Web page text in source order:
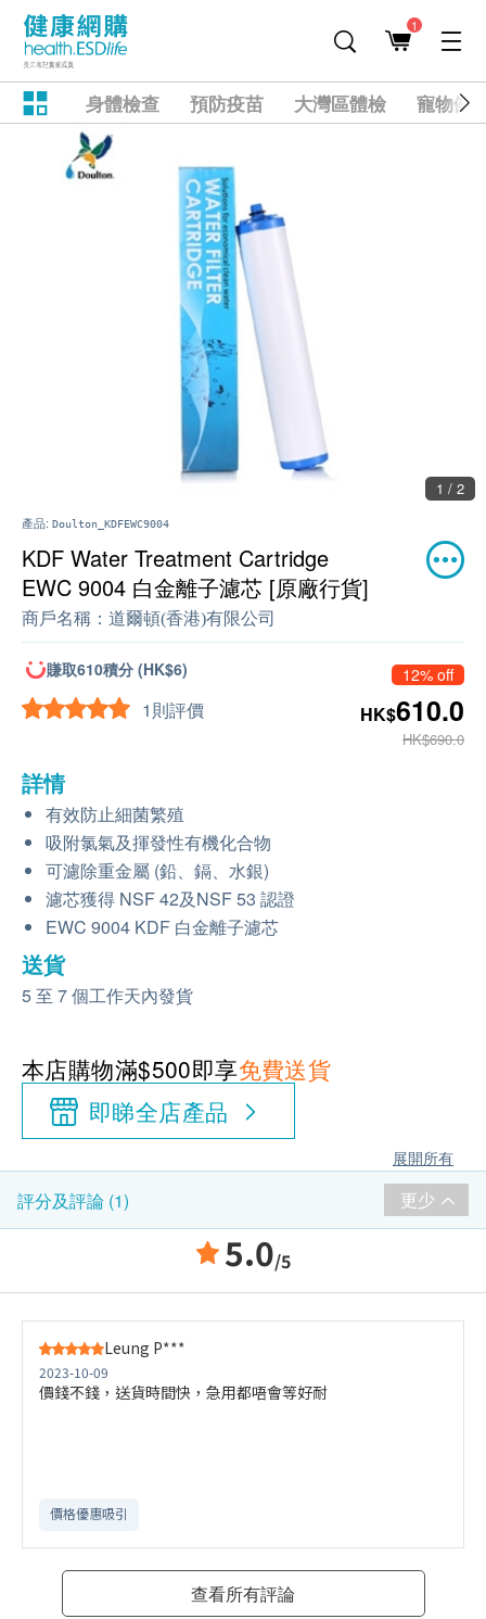
1
身體檢查 預防疫苗 大灣區體檢 寵物健
1 / 2
產品: Doulton_KDFEWC9004
KDF Water Treatment Cartridge
EWC 9004 白金離子濾芯 [原廠行貨]
商戶名稱： 道爾頓(香港)有限公司
賺取610積分 (HK$6)
1則評價
12% off
HK$610.0
HK$690.0
詳情
有效防止細菌繁殖
吸附氯氣及揮發性有機化合物
可濾除重金屬 (鉛、鎘、水銀)
濾芯獲得 NSF 42及NSF 53 認證
EWC 9004 KDF 白金離子濾芯
送貨
5 至 7 個工作天內發貨
本店購物滿$500即享免費送貨
即睇全店產品
展開所有
評分及評論 (1) 更少
5.0/5
Leung P***
2023-10-09
價錢不錢，送貨時間快，急用都唔會等好耐
價格優惠吸引
查看所有評論